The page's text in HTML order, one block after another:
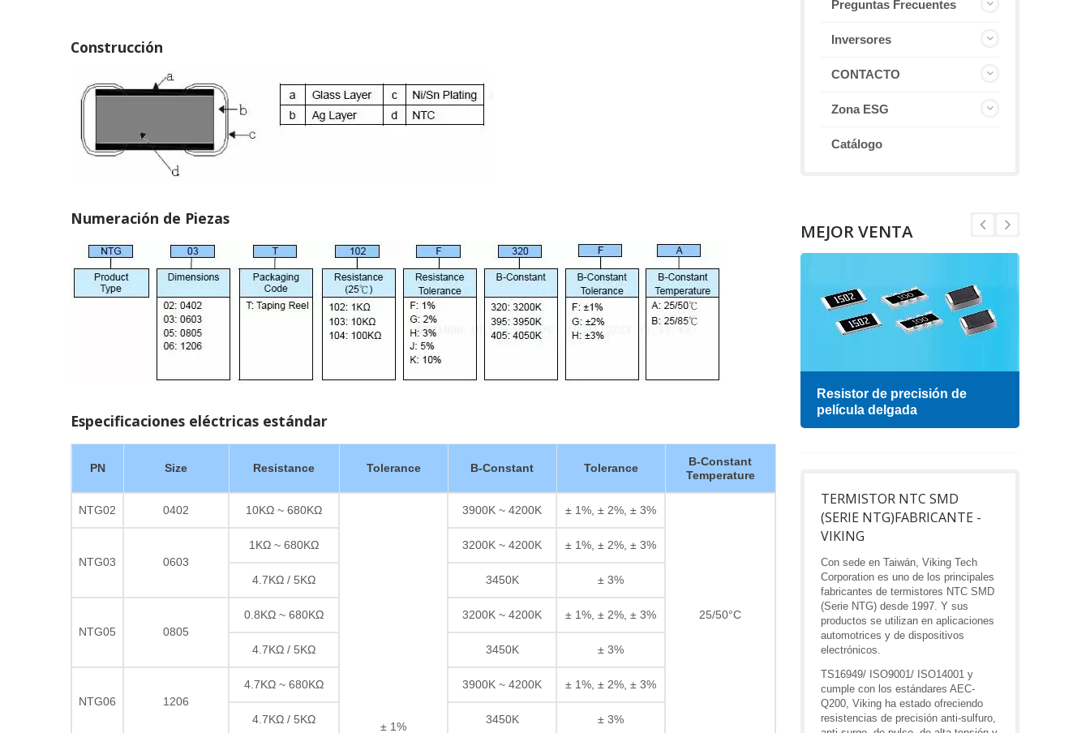
Construcción
Numeración de Piezas
Especificaciones eléctricas estándar
PN Size Resistance Tolerance B-Constant Tolerance
B-Constant
Temperature
NTG02 0402 10KΩ ~ 680KΩ
± 1%
3900K ~ 4200K ± 1%, ± 2%, ± 3%
25/50°C
NTG03 0603
1KΩ ~ 680KΩ 3200K ~ 4200K ± 1%, ± 2%, ± 3%
4.7KΩ / 5KΩ 3450K ± 3%
NTG05 0805
0.8KΩ ~ 680KΩ 3200K ~ 4200K ± 1%, ± 2%, ± 3%
4.7KΩ / 5KΩ 3450K ± 3%
NTG06 1206
4.7KΩ ~ 680KΩ 3900K ~ 4200K ± 1%, ± 2%, ± 3%
4.7KΩ / 5KΩ 3450K ± 3%
Preguntas Frecuentes
Inversores
CONTACTO
Zona ESG
Catálogo
MEJOR VENTA
Resistor de precisión de
película delgada
TERMISTOR NTC SMD
(SERIE NTG)FABRICANTE -
VIKING
Con sede en Taiwán, Viking Tech
Corporation es uno de los principales
fabricantes de termistores NTC SMD
(Serie NTG) desde 1997. Y sus
productos se utilizan en aplicaciones
automotrices y de dispositivos
electrónicos.
TS16949/ ISO9001/ ISO14001 y
cumple con los estándares AEC-
Q200, Viking ha estado ofreciendo
resistencias de precisión anti-sulfuro,